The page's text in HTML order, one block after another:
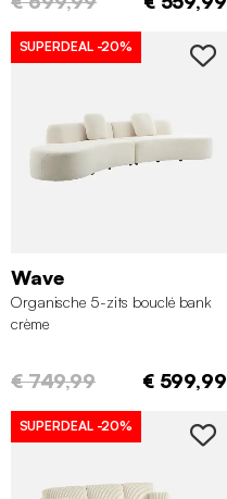
SUPERDEAL -20%
Wave
Organische 5-zits bouclé bank
crème
€ 749,99 € 599,99
SUPERDEAL -20%